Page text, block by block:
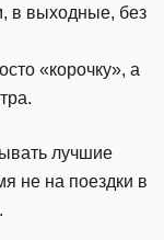
в выходные, без
«корочку», а
лучшие
не на поездки в